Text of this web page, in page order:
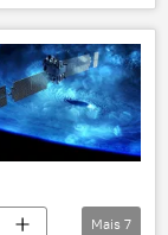
Mais 7